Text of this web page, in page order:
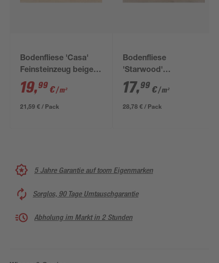
Bodenfliese 'Casa'
Feinsteinzeug beige
30 x 60 cm
19,99 €/ m²
21,59 € / Pack
Bodenfliese
'Starwood'
Feinsteinzeug braun
29,8 x 59,8 cm
17,99 €/ m²
28,78 € / Pack
5 Jahre Garantie auf toom Eigenmarken
Sorglos, 90 Tage Umtauschgarantie
Abholung im Markt in 2 Stunden